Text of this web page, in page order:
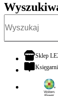
Sklep